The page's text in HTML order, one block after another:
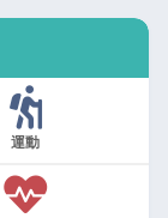
運動